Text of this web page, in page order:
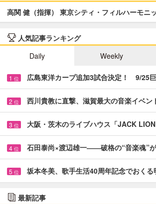
高関 健（指揮） 東京シティ・フィルハーモニ
人気記事ランキング
Daily
Weekly
1 位 広島東洋カープ追加3試合決定！ 9/25
2 位 西川貴教に直撃、滋賀最大の音楽イベ
3 位 大阪・茨木のライブハウス「JACK
4 位 石田泰尚×渡辺雄一――破格の“音楽魂”
5 位 坂本冬美、歌手生活40周年記念でおく
最新記事